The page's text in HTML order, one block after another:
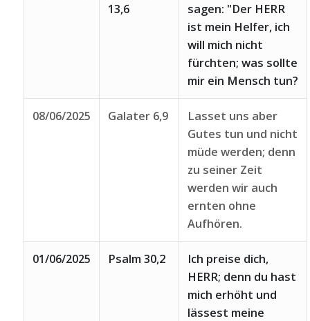
13,6
sagen: "Der HERR
ist mein Helfer, ich
will mich nicht
fürchten; was sollte
mir ein Mensch tun?
08/06/2025 Galater 6,9
Lasset uns aber
Gutes tun und nicht
müde werden; denn
zu seiner Zeit
werden wir auch
ernten ohne
Aufhören.
01/06/2025 Psalm 30,2
Ich preise dich,
HERR; denn du hast
mich erhöht und
lässest meine